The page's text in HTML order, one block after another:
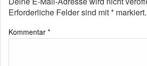
Erforderliche Felder sind mit* markiert.
Kommentar *